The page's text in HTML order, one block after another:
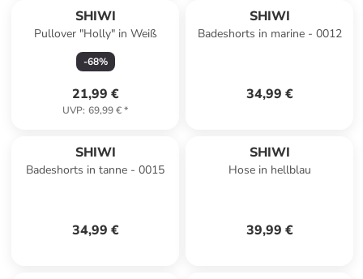
SHIWI
Pullover "Holly" in Weiß
-68%
21,99 €
UVP: 69,99 €*
SHIWI
Badeshorts in marine - 0012
34,99 €
SHIWI
Badeshorts in tanne - 0015
34,99 €
SHIWI
Hose in hellblau
39,99 €